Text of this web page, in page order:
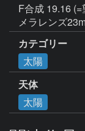
F合成 19.16
カテゴリー
太陽
天体
太陽